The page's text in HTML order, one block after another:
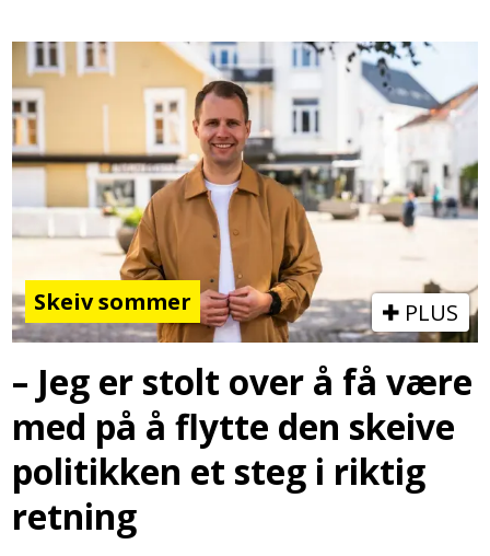
Skeiv sommer PLUS
– Jeg er stolt over å få være
med på å flytte den skeive
politikken et steg i riktig
retning